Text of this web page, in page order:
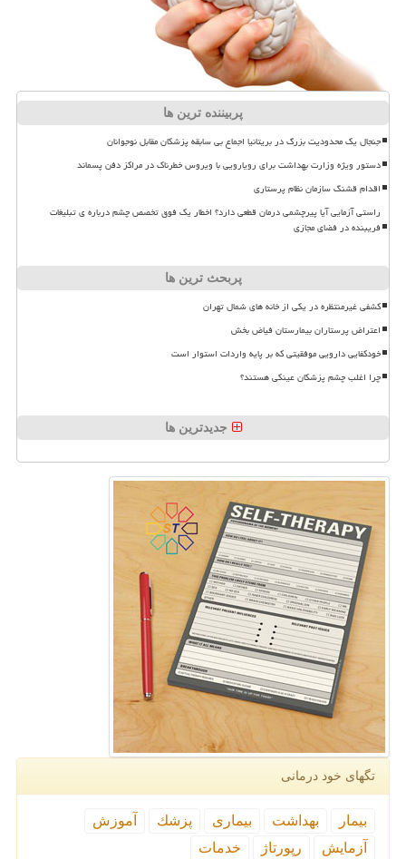
پربیننده ترین ها
جنجال یک محدودیت بزرگ در بریتانیا اجماع بی سابقه پزشکان مقابل نوجوانان
دستور ویژه وزارت بهداشت برای رویارویی با ویروس خطرناک در مراکز دفن پسماند
اقدام قشنگ سازمان نظام پرستاری
راستی آزمایی آیا پیرچشمی درمان قطعی دارد؟ اخطار یک فوق تخصص چشم درباره ی تبلیغات
فریبنده در فضای مجازی
پربحث ترین ها
کشفی غیرمنتظره در یکی از خانه های شمال تهران
اعتراض پرستاران بیمارستان فیاض بخش
خودکفایی دارویی موفقیتی که بر پایه واردات استوار است
چرا اغلب چشم پزشکان عینکی هستند؟
جدیدترین ها
تگهای خود درمانی
بیمار بهداشت بیماری پزشك
آموزش
آزمایش
رپورتاژ خدمات